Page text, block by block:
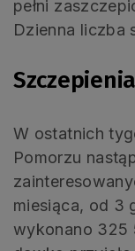
pełni
Dzienna liczba
W ostatnich
Pomorzu
miesiąca, od 3
wykonano 325